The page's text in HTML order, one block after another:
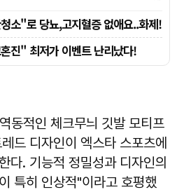
동적인 체크무늬 깃발 모티프
드 디자인이 엑스타 스포츠에
다. 기능적 정밀성과 디자인의
특히 인상적"이라고 호평했